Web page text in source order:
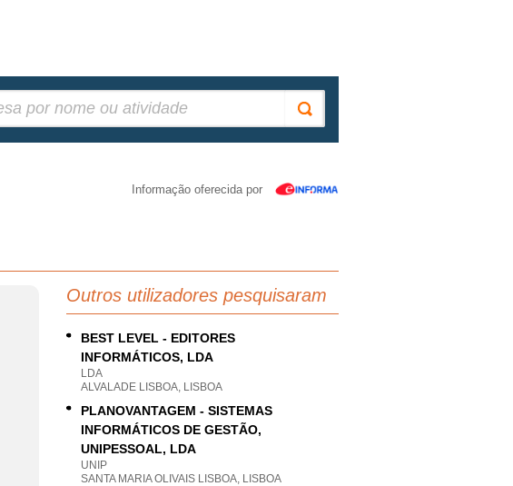
Informação oferecida por
Outros utilizadores pesquisaram
BEST LEVEL - EDITORES
INFORMÁTICOS, LDA
LDA
ALVALADE LISBOA, LISBOA
PLANOVANTAGEM - SISTEMAS
INFORMÁTICOS DE GESTÃO,
UNIPESSOAL, LDA
UNIP
SANTA MARIA OLIVAIS LISBOA, LISBOA